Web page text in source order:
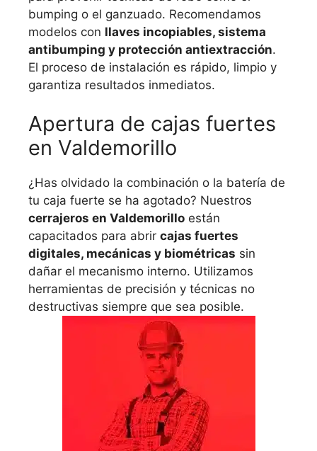
bumping o el ganzuado. Recomendamos
modelos con llaves incopiables, sistema
antibumping y protección antiextracción.
El proceso de instalación es rápido, limpio y
garantiza resultados inmediatos.
Apertura de cajas fuertes
en Valdemorillo
¿Has olvidado la combinación o la batería de
tu caja fuerte se ha agotado? Nuestros
cerrajeros en Valdemorillo están
capacitados para abrir cajas fuertes
digitales, mecánicas y biométricas sin
dañar el mecanismo interno. Utilizamos
herramientas de precisión y técnicas no
destructivas siempre que sea posible.